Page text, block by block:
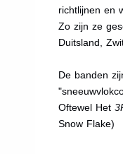
richtlijnen en
Zo zijn ze
Duitsland,
De banden
Oftewel Het
Snow Flake)